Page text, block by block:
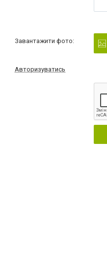
Завантажити фото:
Авторизуватись